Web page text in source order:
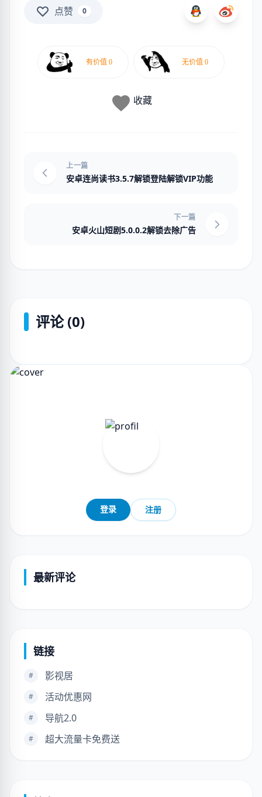
点赞 0
收藏
上一篇
安卓连尚读书3.5.7解锁登陆解锁VIP功能
下一篇
安卓火山短剧5.0.0.2解锁去除广告
评论 (0)
登录 注册
最新评论
链接
# 影视居
# 活动优惠网
# 导航2.0
# 超大流量卡免费送